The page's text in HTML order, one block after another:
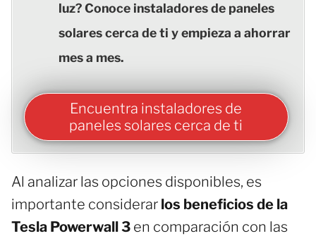
luz? Conoce instaladores de paneles
solares cerca de ti y empieza a ahorrar
mes a mes.
Encuentra instaladores de
paneles solares cerca de ti
Al analizar las opciones disponibles, es
importante considerar los beneficios de la
Tesla Powerwall 3 en comparación con las